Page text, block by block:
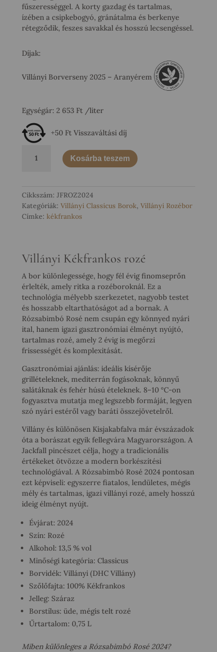
fűszerességgel. A korty gazdag és tartalmas,
ízében a csipkebogyó, gránátalma és berkenye
rétegződik, feszes savakkal és hosszú lecsengéssel.
Díjak:
Villányi Borverseny 2025 – Aranyérem
Egységár: 2 653 Ft/liter
+50 Ft Visszaváltási díj
Villányi
mennyiség
Kosárba teszem
Cikkszám: JFROZ2024
Kategóriák: Villányi Classicus Borok, Villányi Rozébor
Címke: kékfrankos
Villányi Kékfrankos rozé
A bor különlegessége, hogy fél évig finomseprőn
érlelték, amely ritka a rozéboroknál. Ez a
technológia mélyebb szerkezetet, nagyobb testet
és hosszabb eltarthatóságot ad a bornak. A
Rózsabimbó Rosé nem csupán egy könnyed nyári
ital, hanem igazi gasztronómiai élményt nyújtó,
tartalmas rozé, amely 2 évig is megőrzi
frissességét és komplexitását.
Gasztronómiai ajánlás: ideális kísérője
grillételeknek, mediterrán fogásoknak, könnyű
salátáknak és fehér húsú ételeknek. 8–10 °C-on
fogyasztva mutatja meg legszebb formáját, legyen
szó nyári estéről vagy baráti összejövetelről.
Villány és különösen Kisjakabfalva már évszázadok
óta a borászat egyik fellegvára Magyarországon. A
Jackfall pincészet célja, hogy a tradicionális
értékeket ötvözze a modern borkészítési
technológiával. A Rózsabimbó Rosé 2024 pontosan
ezt képviseli: egyszerre fiatalos, lendületes, mégis
mély és tartalmas, igazi villányi rozé, amely hosszú
ideig élményt nyújt.
Évjárat: 2024
Szín: Rozé
Alkohol: 13,5 % vol
Minőségi kategória: Classicus
Borvidék: Villányi (DHC Villány)
Szőlőfajta: 100% Kékfrankos
Jelleg: Száraz
Borstílus: üde, mégis telt rozé
Űrtartalom: 0,75 L
Miben különleges a Rózsabimbó Rosé 2024?